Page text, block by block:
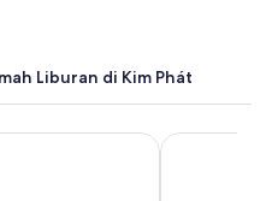
Liburan di Kim Phát
Thuot Tru by